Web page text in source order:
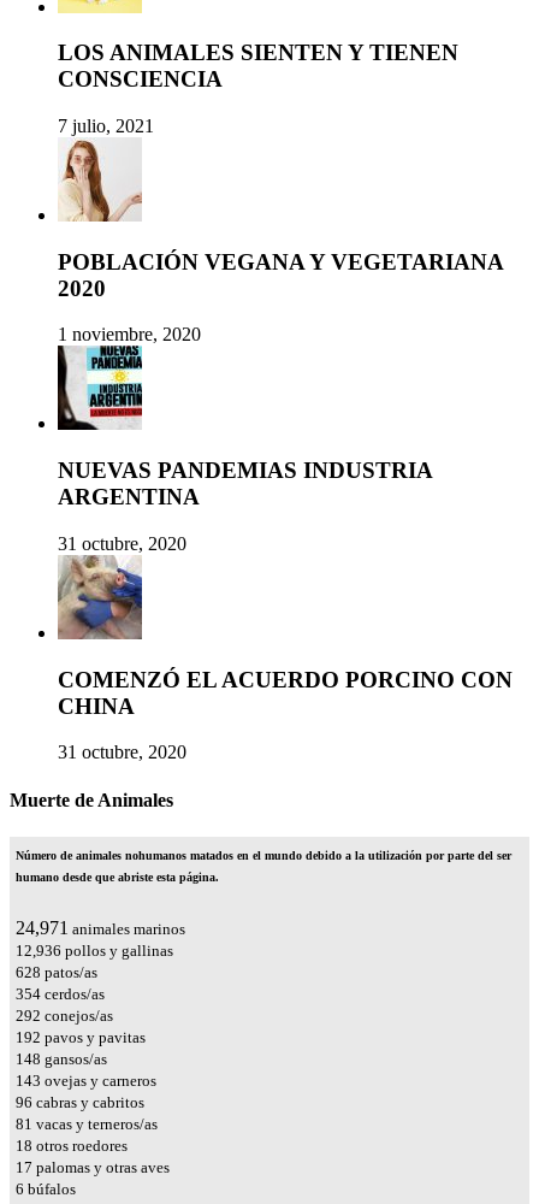
LOS ANIMALES SIENTEN Y TIENEN
CONSCIENCIA
7 julio, 2021
POBLACIÓN VEGANA Y VEGETARIANA
2020
1 noviembre, 2020
NUEVAS PANDEMIAS INDUSTRIA
ARGENTINA
31 octubre, 2020
COMENZÓ EL ACUERDO PORCINO CON
CHINA
31 octubre, 2020
Muerte de Animales
Número de animales nohumanos matados en el mundo debido a la utilización por parte del ser
humano desde que abriste esta página.
28,539 animales marinos
14,784 pollos y gallinas
717 patos/as
405 cerdos/as
334 conejos/as
219 pavos y pavitas
169 gansos/as
163 ovejas y carneros
109cabras y cabritos
93 vacas y terneros/as
21 otros roedores
20 palomas y otras aves
7 búfalos